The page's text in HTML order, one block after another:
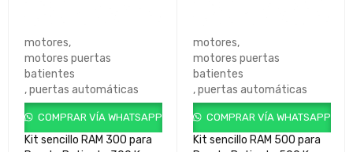
motores,
motores puertas
batientes
,puertas automáticas
COMPRAR VÍA WHATSAPP
Kit sencillo RAM 300 para
motores,
motores puertas
batientes
,puertas automáticas
COMPRAR VÍA WHATSAPP
Kit sencillo RAM 500 para